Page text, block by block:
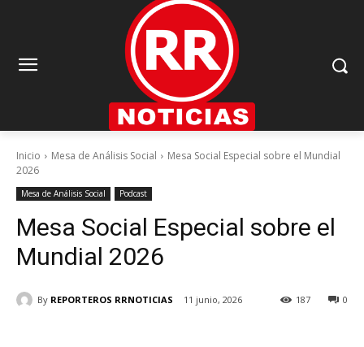
Inicio Mesa de Análisis Social
Mesa Social Especial sobre el Mundial
2026
Mesa de Análisis Social Podcast
Mesa Social Especial sobre el
Mundial 2026
By REPORTEROS RRNOTICIAS 11 junio, 2026 0
187